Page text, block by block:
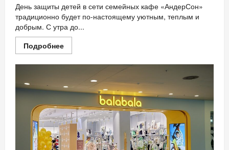
День защиты детей в сети семейных кафе «АндерСон»
традиционно будет по-настоящему уютным, теплым и
добрым. С утра до...
ПодробнееПрочитать
больше
День
БлагоТворения
Галактическое
1
в
АндерСоне